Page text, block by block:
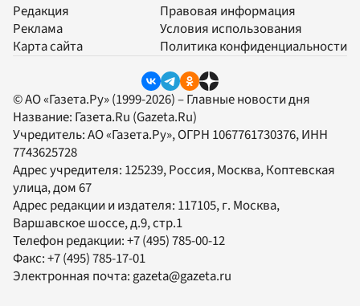
Редакция
Реклама
Карта сайта
Правовая информация
Условия использования
Политика конфиденциальности
© АО «Газета.Ру» (1999-2026) – Главные новости дня
Название: Газета.Ru (Gazeta.Ru)
Учредитель:АО «Газета.Ру», ОГРН 1067761730376, ИНН
7743625728
Адрес учредителя: 125239, Россия, Москва, Коптевская
улица, дом 67
Адрес редакции и издателя: 117105, г. Москва,
Варшавское шоссе, д.9, стр.1
Телефон редакции:+7 (495) 785-00-12
Факс:+7 (495) 785-17-01
Электронная почта:gazeta@gazeta.ru